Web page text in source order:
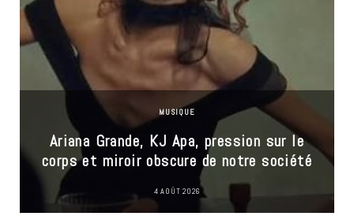
MUSIQUE
Ariana Grande, KJ Apa, pression sur le
corps et miroir obscure de notre société
4 AOÛT 2026